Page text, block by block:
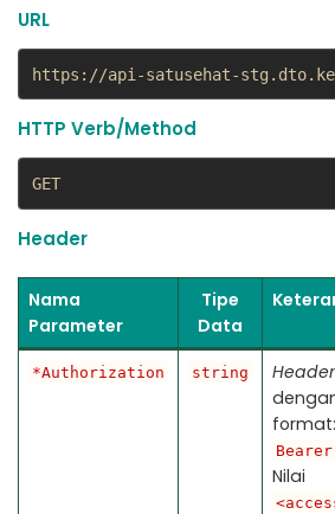
URL
https://api-satusehat-
HTTP Verb/Method
GET
Header
Nama
Parameter
Tipe
Data
*Authorization string Header
format: